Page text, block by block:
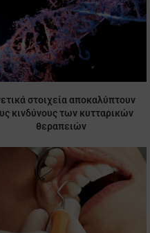
στοιχεία αποκαλύπτουν
κινδύνους των κυτταρικών
θεραπειών